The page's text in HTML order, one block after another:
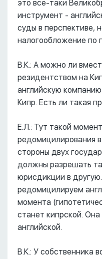
это все-таки
инструмент -
суды в перспективе,
налогообложение по
В.К.: А можно ли
резидентством на
английскую
Кипр. Есть ли такая
Е.Л.: Тут такой
редомицилирования
стороны двух
должны разрешать
юрисдикции в
редомицилируем
момента
станет кипрской.
английской.
В.К.: У собственника